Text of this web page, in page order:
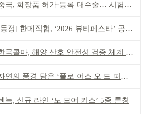
국, 화장품 허가·등록 대수술… 시험자료 공용 허용
정] 한메직협, ‘2026 뷰티페스타’ 공동 주최
국콜마, 해양 산호 안전성 검증 체계 구축
연의 풍경 담은 ‘폴로 어스 오 드 퍼퓸’ 4종 출시
녹, 신규 라인 ‘노 모어 키스’ 5종 론칭